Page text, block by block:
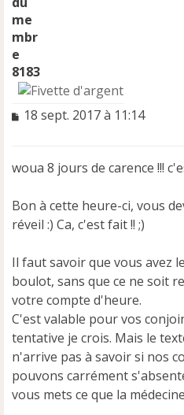
8183
M
a
e
n
o
l
u
18 sept. 2017 à 11:14
woua 8 jours de carence !!!
Bon à cette heure-ci, vous
réveil :) Ca, c'est fait !! ;)
Il faut savoir que vous avez
boulot, sans que ce ne soit
votre compte d'heure.
C'est valable pour vos
tentative je crois. Mais le
n'arrive pas à savoir si nos
pouvons carrément
vous mets ce que la